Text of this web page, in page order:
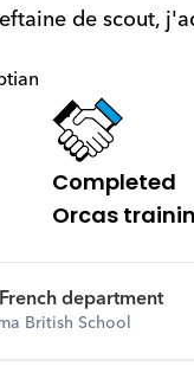
de scout,
Completed
Orcas
department
British School